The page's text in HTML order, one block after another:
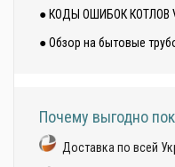
● КОДЫ ОШИБОК КОТЛОВ
● Обзор на бытовые
Почему выгодно
Доставка по всей